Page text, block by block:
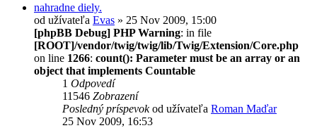
nahradne diely.
od užívateľa Evas » 25 Nov 2009, 15:00
[phpBB Debug] PHP Warning: in file
[ROOT]/vendor/twig/twig/lib/Twig/Extension/Core.php
on line 1266: count(): Parameter must be an array or an
object that implements Countable
1 Odpovedí
11546 Zobrazení
Posledný príspevokod užívateľa Roman Maďar
25 Nov 2009, 16:53